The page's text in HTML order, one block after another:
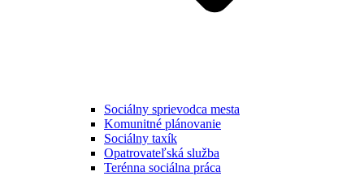
Sociálny sprievodca mesta
Komunitné plánovanie
Sociálny taxík
Opatrovateľská služba
Terénna sociálna práca